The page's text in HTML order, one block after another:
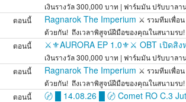
เงินรางวัล 300,000 บาท | ฟาร์มมัน ปรับบาล
ตอนนี้
Ragnarok The Imperium ⚔️ รวมทีมเพื่อ
ด้วยกัน! ️ ถึงเวลาพิสูจน์ฝีมือของคุณในสนามรบ!
ตอนนี้
⚔️⚜️AURORA EP 1.0⚜️⚔️ OBT เปิดสิง
เงินรางวัล 300,000 บาท | ฟาร์มมัน ปรับบาล
ตอนนี้
Ragnarok The Imperium ⚔️ รวมทีมเพื่อ
ด้วยกัน! ️ ถึงเวลาพิสูจน์ฝีมือของคุณในสนามรบ!
ตอนนี้
〄 █ 14.08.26 █ 〄 Comet RO C.3